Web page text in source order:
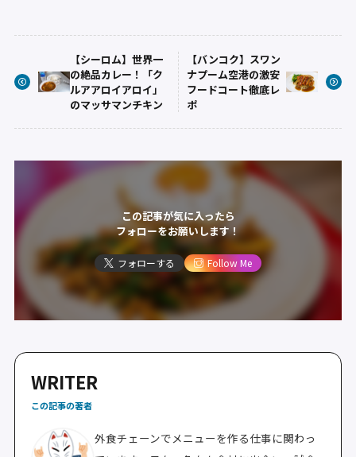
【シーロム】世界一
の絶品カレー！「ク
ルアアロイアロイ」
のマッサマンチキン
【バンコク】スワン
ナプーム空港の激安
フードコート徹底レ
ポ
この記事が気に入ったら
フォローをお願いします！
フォローする Follow Me
WRITER
この記事の著者
外食チェーンでメニューを作る仕事に関わっ